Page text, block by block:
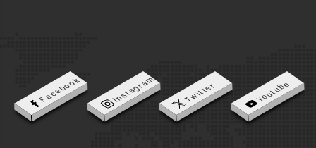
Facebook Instagram Twitter Youtube